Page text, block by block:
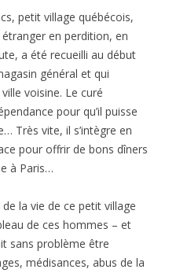
petit village québécois,
en perdition, en
a été recueilli au début
général et qui
voisine. Le curé
pour qu’il puisse
Très vite, il s’intègre en
pour offrir de bons dîners
à Paris…
de la vie de ce petit village
de ces hommes – et
sans problème être
médisances, abus de la